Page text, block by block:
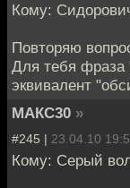
Кому:
Повторяю
Для тебя фраза
эквивалент
МАКС30 »
#245 | 23.04.10
Кому: Серый